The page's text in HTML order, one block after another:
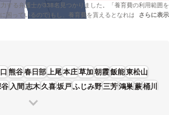
する弁護士が338名見つかりました。「養育費の利用範囲を
困っているので)もし、養育費を貰えるとなれば調停成立し
いった不安をもっております。弁護士ドットコムでは弁護士
や電話相談を無料で受理してくれる埼玉の弁護士など、
務所の弁護士を料金で比較したい」などの要望にも応える
依頼者様の声、離婚、親権、養育費、財産分与、慰謝料、
。弁護士の中には「「法テラスの民事法律扶助制度」と
法的トラブルにあった時に、無料で法律相談を行い、弁護
です。」とおっしゃる方もいます。養育費に悩んでいる方
人から、成功報酬金額や報酬基準などの条件を踏まえ
説明文の
さらに表示
熊谷春日部上尾本庄草加朝霞飯能東松山
入間志木久喜坂戸ふじみ野三芳鴻巣蕨桶川